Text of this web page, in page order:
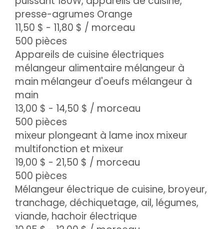
presse-agrumes Orange
11,50 $ - 11,80 $ / morceau
500 pièces
Appareils de cuisine électriques
mélangeur alimentaire mélangeur à
main mélangeur d'oeufs mélangeur à
main
13,00 $ - 14,50 $ / morceau
500 pièces
mixeur plongeant à lame inox mixeur
multifonction et mixeur
19,00 $ - 21,50 $ / morceau
500 pièces
Mélangeur électrique de cuisine, broyeur,
tranchage, déchiquetage, ail, légumes,
viande, hachoir électrique